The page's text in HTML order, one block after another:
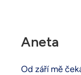
Aneta
Od září mě